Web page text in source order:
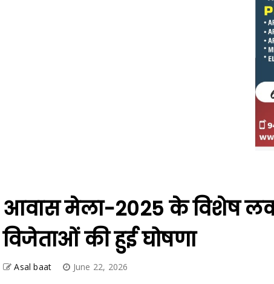
आवास मेला-2025 के विशेष
विजेताओं की हुई घोषणा
Asal baat June 22, 2026